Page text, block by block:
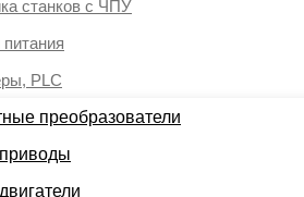
станков с ЧПУ
PLC
преобразователи